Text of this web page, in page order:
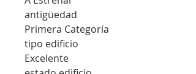
antigüedad
Primera Categoría
tipo edificio
Excelente